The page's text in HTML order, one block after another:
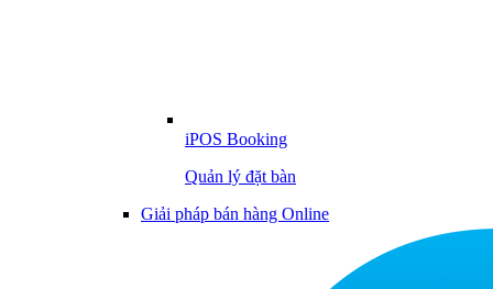
iPOS Booking
Quản lý đặt bàn
Giải pháp bán hàng Online